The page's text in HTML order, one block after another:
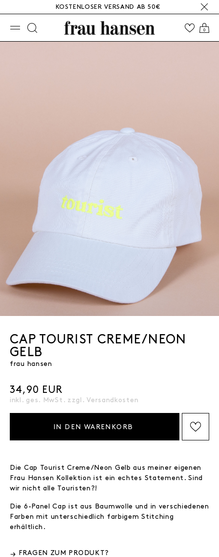
KOSTENLOSER VERSAND AB 50€
0
☰
CAP TOURIST CREME/NEON
GELB
frau hansen
34,90 EUR
inkl. ges. MwSt. zzgl.Versandkosten
IN DEN WARENKORB
Die Cap Tourist Creme/Neon Gelb aus meiner eigenen
Frau Hansen Kollektion ist ein echtes Statement. Sind
wir nicht alle Touristen?!
Die 6-Panel Cap ist aus Baumwolle und in verschiedenen
Farben mit unterschiedlich farbigem Stitching
erhältlich.
FRAGEN ZUM PRODUKT?